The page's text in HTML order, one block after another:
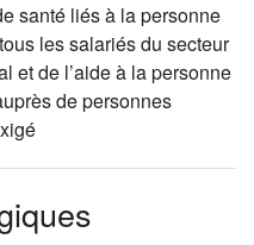
santé liés à la personne
les salariés du secteur
et de l’aide à la personne
de personnes